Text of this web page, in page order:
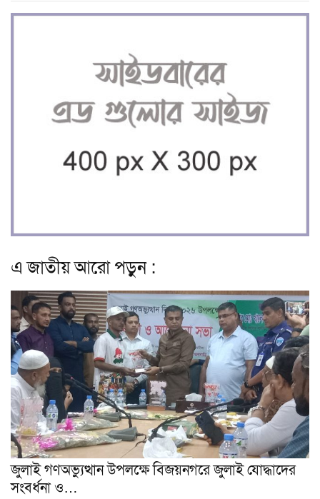
এ জাতীয় আরো পড়ুন :
জুলাই গণঅভ্যুত্থান উপলক্ষে বিজয়নগরে জুলাই যোদ্ধাদের
সংবর্ধনা ও…